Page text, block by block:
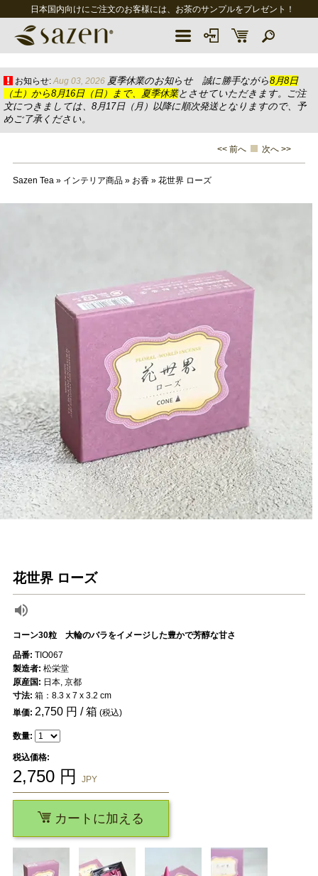
日本国内向けにご注文のお客様には、お茶のサンプルをプレゼント！
お知らせ: Aug 03, 2026 夏季休業のお知らせ 誠に勝手ながら8月8日
（土）から8月16日（日）まで、夏季休業とさせていただきます。ご注
文につきましては、8月17日（月）以降に順次発送となりますので、予
めご了承ください。
<< 前へ 次へ >>
Sazen Tea» インテリア商品» お香» 花世界 ローズ
花世界 ローズ
コーン30粒 大輪のバラをイメージした豊かで芳醇な甘さ
品番: TIO067
製造者: 松栄堂
原産国: 日本, 京都
寸法: 箱：8.3 x 7 x 3.2 cm
単価: 2,750円 / 箱 (税込)
数量:
税込価格:
2,750円 JPY
カートに加える